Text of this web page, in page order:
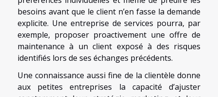
besoins avant que le client n’en fasse la demande
explicite. Une entreprise de services pourra, par
exemple, proposer proactivement une offre de
maintenance à un client exposé à des risques
identifiés lors de ses échanges précédents.
Une connaissance aussi fine de la clientèle donne
aux petites entreprises la capacité d’ajuster